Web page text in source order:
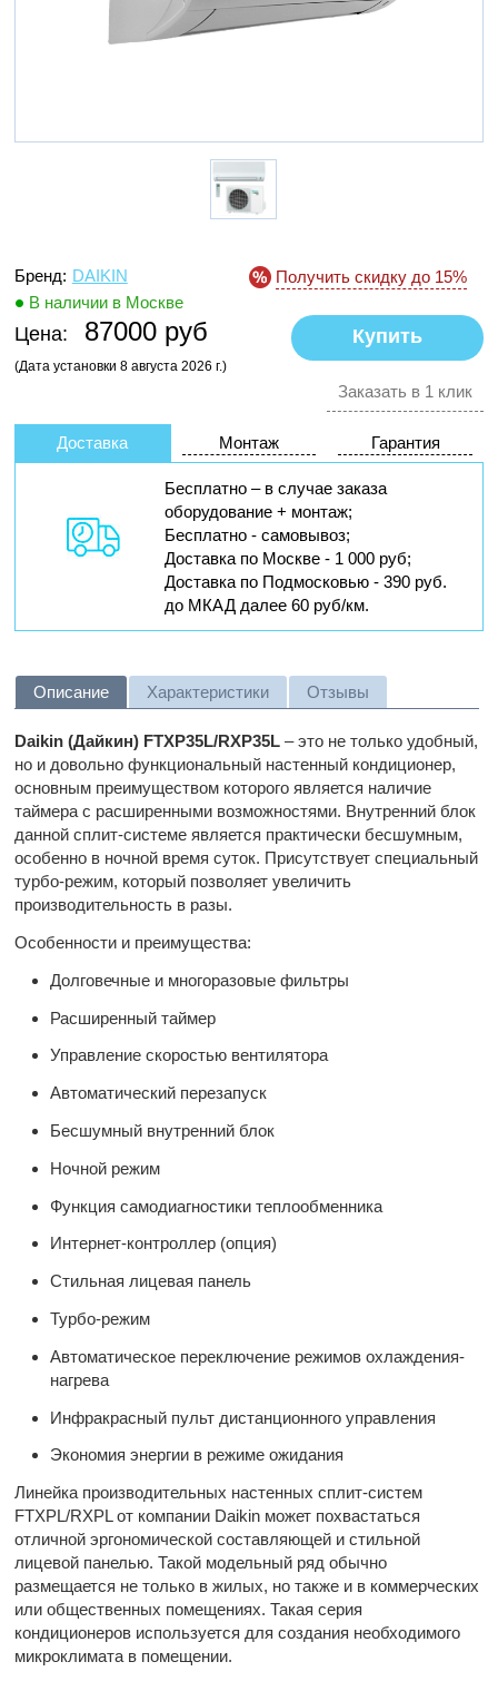
Бренд: DAIKIN
В наличии в Москве
Цена: 87000 руб
(Дата установки 8 августа 2026 г.)
Получить скидку до 15%
Заказать в 1 клик
Доставка Монтаж Гарантия
Бесплатно – в случае заказа
оборудование + монтаж;
Бесплатно - самовывоз;
Доставка по Москве - 1 000 руб;
Доставка по Подмосковью - 390 руб.
до МКАД далее 60 руб/км.
Описание Характеристики Отзывы
Daikin (Дайкин) FTXP35L/RXP35L– это не только удобный,
но и довольно функциональный настенный кондиционер,
основным преимуществом которого является наличие
таймера с расширенными возможностями. Внутренний блок
данной сплит-системе является практически бесшумным,
особенно в ночной время суток. Присутствует специальный
турбо-режим, который позволяет увеличить
производительность в разы.
Особенности и преимущества:
Долговечные и многоразовые фильтры
Расширенный таймер
Управление скоростью вентилятора
Автоматический перезапуск
Бесшумный внутренний блок
Ночной режим
Функция самодиагностики теплообменника
Интернет-контроллер (опция)
Стильная лицевая панель
Турбо-режим
Автоматическое переключение режимов охлаждения-
нагрева
Инфракрасный пульт дистанционного управления
Экономия энергии в режиме ожидания
Линейка производительных настенных сплит-систем
FTXPL/RXPL от компании Daikin может похвастаться
отличной эргономической составляющей и стильной
лицевой панелью. Такой модельный ряд обычно
размещается не только в жилых, но также и в коммерческих
или общественных помещениях. Такая серия
кондиционеров используется для создания необходимого
микроклимата в помещении.